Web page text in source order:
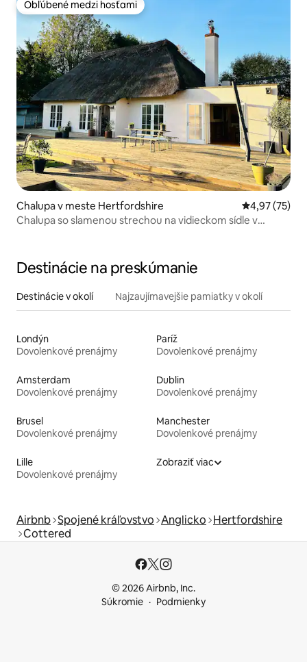
Obľúbené medzi hosťami
Obľúbené medzi hosťami
Chalupa v meste Hertfordshire Priemerné
4,97 (75)
Chalupa so slamenou strechou na vidieckom sídle v
Destinácie na preskúmanie
Destinácie v okolí Najzaujímavejšie pamiatky v okolí
Londýn
Dovolenkové prenájmy
Paríž
Dovolenkové prenájmy
Amsterdam
Dovolenkové prenájmy
Dublin
Dovolenkové prenájmy
Brusel
Dovolenkové prenájmy
Manchester
Dovolenkové prenájmy
Lille
Dovolenkové prenájmy
Zobraziť viac
Airbnb Spojené kráľovstvo Anglicko Hertfordshire
Cottered
© 2026 Airbnb, Inc.
Súkromie
Podmienky